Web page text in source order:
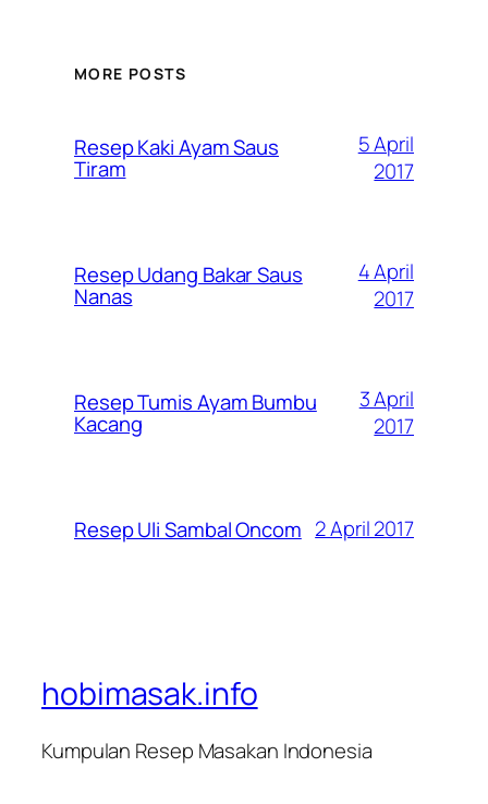
MORE POSTS
Resep Kaki Ayam Saus
Tiram
5 April
2017
Resep Udang Bakar Saus
Nanas
4 April
2017
Resep Tumis Ayam Bumbu
Kacang
3 April
2017
Resep Uli Sambal Oncom 2 April 2017
hobimasak.info
Kumpulan Resep Masakan Indonesia